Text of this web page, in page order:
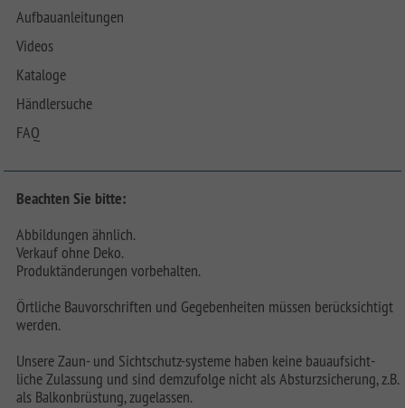
Aufbauanleitungen
Videos
Kataloge
Händlersuche
FAQ
Beachten Sie bitte:
Abbildungen ähnlich.
Verkauf ohne Deko.
Produktänderungen vorbehalten.
Örtliche Bauvorschriften und Gegebenheiten müssen berücksichtigt
werden.
Unsere Zaun- und Sichtschutz-systeme haben keine bauaufsicht-
liche Zulassung und sind demzufolge nicht als Absturzsicherung, z.B.
als Balkonbrüstung, zugelassen.